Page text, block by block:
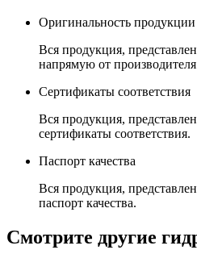
Оригинальность продукции
Вся продукция,
напрямую от
Сертификаты соответствия
Вся продукция,
сертификаты соответствия.
Паспорт качества
Вся продукция,
паспорт качества.
Смотрите другие